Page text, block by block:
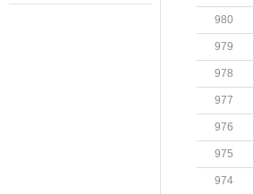
980
979
978
977
976
975
974